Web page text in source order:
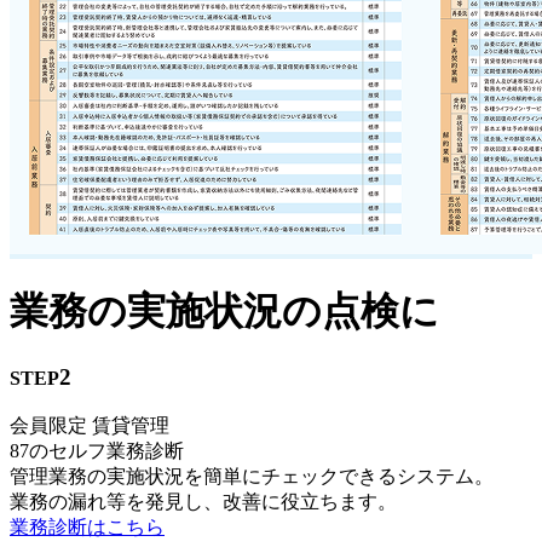
業務の実施状況の点検に
STEP2
会員限定 賃貸管理
87のセルフ業務診断
管理業務の実施状況を簡単にチェックできるシステム。
業務の漏れ等を発見し、改善に役立ちます。
業務診断はこちら